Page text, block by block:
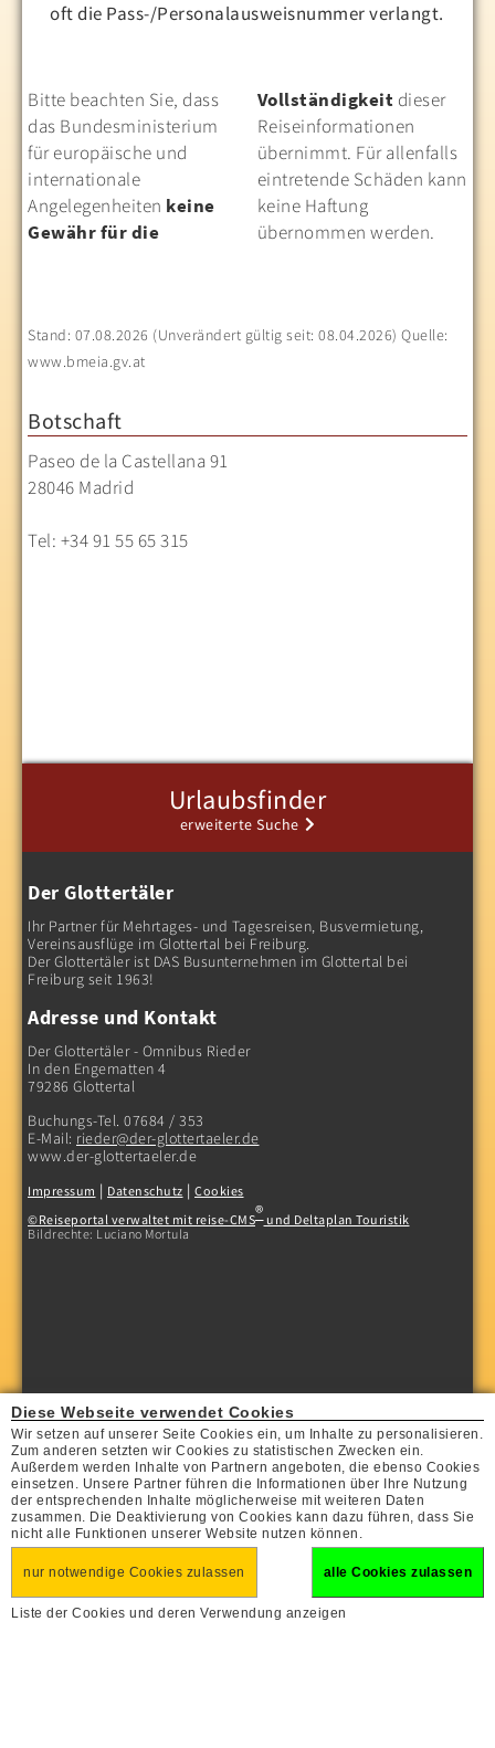
oft die Pass-/Personalausweisnummer verlangt.
Bitte beachten Sie, dass
das Bundesministerium
für europäische und
internationale
Angelegenheiten keine
Gewähr für die
Vollständigkeit dieser
Reiseinformationen
übernimmt. Für allenfalls
eintretende Schäden kann
keine Haftung
übernommen werden.
Stand: 07.08.2026 (Unverändert gültig seit: 08.04.2026) Quelle:
www.bmeia.gv.at
Botschaft
Paseo de la Castellana 91
28046 Madrid
Tel: +34 91 55 65 315
Urlaubsfinder
erweiterte Suche
Der Glottertäler
Ihr Partner für Mehrtages- und Tagesreisen, Busvermietung,
Vereinsausflüge im Glottertal bei Freiburg.
Der Glottertäler ist DAS Busunternehmen im Glottertal bei
Freiburg seit 1963!
Adresse und Kontakt
Der Glottertäler - Omnibus Rieder
In den Engematten 4
79286 Glottertal
Buchungs-Tel. 07684 / 353
E-Mail: rieder@der-glottertaeler.de
www.der-glottertaeler.de
Impressum | Datenschutz | Cookies
©Reiseportal verwaltet mit reise-CMS®und Deltaplan Touristik
Bildrechte: Luciano Mortula
Diese Webseite verwendet Cookies
Wir setzen auf unserer Seite Cookies ein, um Inhalte zu personalisieren.
Zum anderen setzten wir Cookies zu statistischen Zwecken ein.
Außerdem werden Inhalte von Partnern angeboten, die ebenso Cookies
einsetzen. Unsere Partner führen die Informationen über Ihre Nutzung
der entsprechenden Inhalte möglicherweise mit weiteren Daten
zusammen. Die Deaktivierung von Cookies kann dazu führen, dass Sie
nicht alle Funktionen unserer Website nutzen können.
nur notwendige Cookies zulassen alle Cookies zulassen
Liste der Cookies und deren Verwendung anzeigen